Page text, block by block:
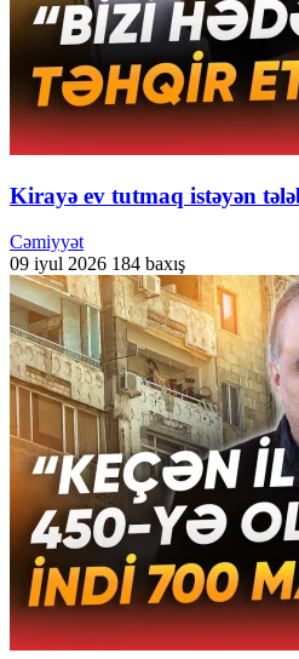
Kirayə ev tutmaq istəyən
Cəmiyyət
09 iyul 2026 184 baxış